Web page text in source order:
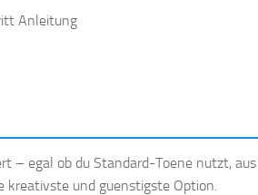
– egal ob du Standard-Toene nutzt,
kreativste und guenstigste Option.